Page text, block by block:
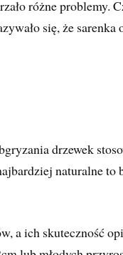
różne problemy.
się, że sarenka
drzewek
naturalne to
a ich skuteczność